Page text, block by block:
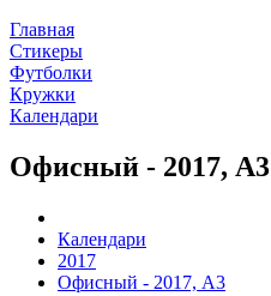
Главная
Стикеры
Футболки
Кружки
Календари
Офисный - 2017, А3
Календари
2017
Офисный - 2017, А3